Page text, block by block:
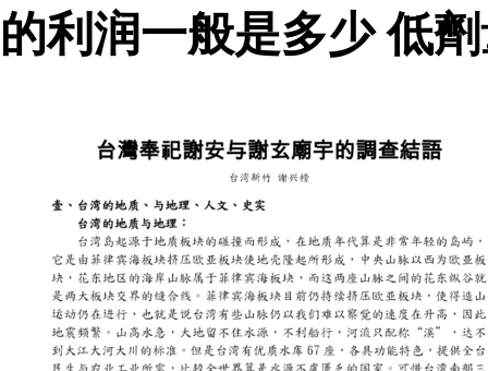
的利润一般是多少 低